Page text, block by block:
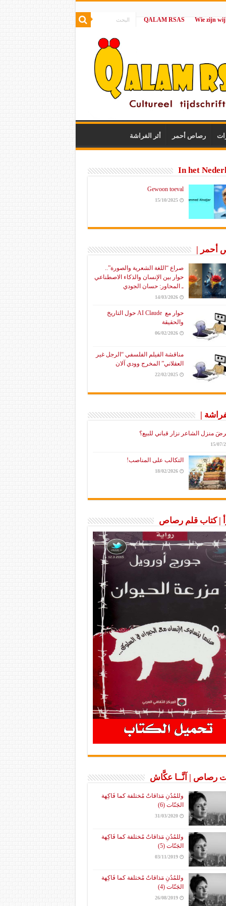
|
QALAM RSAS
رصاص أحمر أثر الفراشة
In het
Gewoon toeval
15/10/2025
أحمر |
صراع “اللغة الشعرية والصورة”..
حوار بين الإنسان والذكاء الاصطناعي
ـ المحاور: حسان الجودي
14/03/2026
حوار مع AI Claude حول التاريخ
والحقيقة
06/02/2026
مناقشة الفيلم الفلسفي “الرجل غير
العقلاني” المخرج وودي آلان
22/02/2025
|
منزل الشاعر نزار قباني للبيع؟
15/07/
التكالب على المناصب!
18/02/2026
| كتاب قلم رصاص
رصاص | آنَّــا عكَّاش
وللمُدُنِ مَذاقاتٌ مُختلفة كما فَاكِهة
الجَنّات (6)
31/03/2020
وللمُدُنِ مَذاقاتٌ مُختلفة كما فَاكِهة
الجَنّات (5)
03/11/2019
وللمُدُنِ مَذاقاتٌ مُختلفة كما فَاكِهة
الجَنّات (4)
26/08/2019